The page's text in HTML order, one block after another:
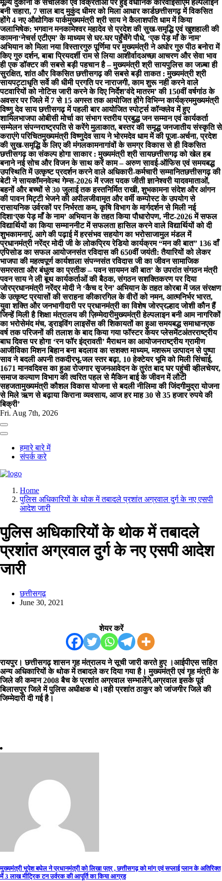
मूल्य दुकानों के संचालकों एवं विक्रेताओं पर हुई वैधानिक कार्रवाईसीएम हेल्पलाइन
बनी सहारा, 7 साल बाद मुकुंद धीमर को मिला आधार कार्डछत्तीसगढ़ में विकसित
होंगे 4 नए औद्योगिक पार्कमुख्यमंत्री श्री साय ने कैलाशपति धाम में किया
जलाभिषेक: भगवान मनकामेश्वर महादेव से प्रदेश की सुख-समृद्धि एवं खुशहाली की
कामना‘नेचर्स एटीएम’ के माध्यम से घर-घर पहुँचेंगे पौधे, ‘एक पेड़ माँ के नाम’
अभियान को मिला नया विस्तारगुरु पूर्णिमा पर मुख्यमंत्री ने अघोर गुरु पीठ बनोरा में
किए गुरु दर्शन, बाबा प्रियदर्शी राम से लिया आशीर्वादअच्छा आचरण और सेवा भाव
ही एक डॉक्टर की सबसे बड़ी पहचान है – मुख्यमंत्री श्री सायपुलिस का जज़्बा ही
सुरक्षित, शांत और विकसित छत्तीसगढ़ की सबसे बड़ी ताकत : मुख्यमंत्री श्री
सायपट्टाधृति सर्वे की धीमी प्रगति पर नाराजगी, काम शुरू नही करने वाले
पटवारियों को नोटिस जारी करने के दिए निर्देश’वंदे मातरम’ की 150वीं वर्षगांठ के
अवसर पर जिले में 7 से 15 अगस्त तक आयोजित होंगे विभिन्न कार्यक्रममुख्यमंत्री
विष्णु देव साय छत्तीसगढ़ में पहली बार आयोजित स्पोर्ट्स कॉन्क्लेव में हुए
शामिलभाजपा ओबीसी मोर्चा का संभाग स्तरीय प्रबुद्ध जन सम्मान एवं कार्यकर्ता
सम्मेलन संपन्नराष्ट्रपति से करेंगे मुलाकात, बस्तर की समृद्ध जनजातीय संस्कृति से
कराएंगे परिचितमुख्यमंत्री विष्णुदेव साय ने भोरमदेव धाम में की पूजा-अर्चना, प्रदेश
की सुख-समृद्धि के लिए की मंगलकामनागांवों के समग्र विकास से ही विकसित
छत्तीसगढ़ का संकल्प होगा साकार : मुख्यमंत्री श्री सायछत्तीसगढ़ को खेल हब
बनाने नई सोच और विजन के साथ करें काम – अरुण सावई-ऑफिस एवं समयबद्ध
उपस्थिति में उत्कृष्ट प्रदर्शन करने वाले अधिकारी-कर्मचारी सम्मानितछत्तीसगढ़ की
बेटी ने सायकॉमनवेल्थ गेम्स-2026 में रजत पदक जीती ज्ञानेश्वरी यादवमाताओं,
बहनों और बच्चों से 30 जुलाई तक हस्तनिर्मित राखी, शुभकामना संदेश और आंगन
की पावन मिट्टी भेजने की अपीलजीवामृत और वर्मी कम्पोस्ट के उपयोग से
रासायनिक उर्वरकों पर निर्भरता कम, कृषि विभाग के मार्गदर्शन से मिली नई
दिशा‘एक पेड़ माँ के नाम’ अभियान के तहत किया पौधारोपण, नीट-2026 में सफल
विद्यार्थियों का किया सम्माननीट में सफलता हासिल करने वाले विद्यार्थियों को दी
शुभकामनाएं, आगे की पढ़ाई में हरसंभव सहयोग का भरोसाजामुल मंडल में
प्रधानमंत्री नरेंद्र मोदी जी के लोकप्रिय रेडियो कार्यक्रम “मन की बात” 136 वाँ
एपिसोड का सफल आयोजनसंत रविदास की 650वीं जयंती: तैयारियों को लेकर
भाजपा की महत्वपूर्ण कार्यशाला संपन्नसंत रविदास जी का जीवन सामाजिक
समरसता और बंधुत्व का प्रतीक – पवन सायमन की बात’ के उपरांत संगठन मंत्री
पवन साय ने ली बूथ कार्यकर्ताओं की बैठक, संगठन सशक्तिकरण पर दिया
जोरप्रधानमंत्री नरेंद्र मोदी ने ‘कैच द रेन’ अभियान के तहत कोरबा में जल संरक्षण
के उत्कृष्ट प्रयासों की सराहना कीकारगिल के वीरों को नमन, आत्मनिर्भर भारत,
युवा शक्ति और जनभागीदारी पर प्रधानमंत्री का विशेष जोरप्रल्हाद जोशी कौन हैं
जिन्हें मिली है शिक्षा मंत्रालय की ज़िम्मेदारीमुख्यमंत्री हेल्पलाइन बनी आम नागरिकों
का भरोसेमंद मंच, ड्राइविंग लाइसेंस की शिकायतों का हुआ समयबद्ध समाधानएक
वर्ष तक परिजनों की तलाश के बाद किया गया फॉस्टर केयर प्लेसमेंटअंतरराष्ट्रीय
बाघ दिवस पर होगा ‘रन फॉर इंद्रावती’ मैराथन का आयोजनराष्ट्रीय ग्रामीण
आजीविका मिशन बिहान बना बदलाव का सशक्त माध्यम, मशरूम उत्पादन से पुष्पा
साव ने बदली अपनी तकदीरभू-जल स्तर बढ़ा, 10 हेक्टेयर भूमि को मिली सिंचाई,
1671 मानवदिवस का हुआ रोजगार सृजनआवेदन के तुरंत बाद घर पहुंची व्हीलचेयर,
समाज कल्याण विभाग की त्वरित पहल से मैकिन बाई के जीवन में लौटी
सहजतामुख्यमंत्री कौशल विकास योजना से बदली नीलिमा की जिंदगीमुद्रा योजना
से मिले ऋण से बढ़ाया किराना व्यवसाय, आज हर माह 30 से 35 हजार रुपये की
बिक्री’
Fri. Aug 7th, 2026
हमारे बारे में
संपर्क करे
Home
पुलिस अधिकारियों के थोक में तबादले प्रशांत अग्रवाल दुर्ग के नए एसपी
आदेश जारी
पुलिस अधिकारियों के थोक में तबादले
प्रशांत अग्रवाल दुर्ग के नए एसपी आदेश
जारी
छत्तीसगढ़
June 30, 2021
शेयर करें
रायपुर। छत्तीसगढ़ शासन गृह मंत्रालय ने सूची जारी करते हुए ।आईपीएस सहित
अन्य अधिकारियों के थोक में तबादले कर दिया गया है। मुख्यमंत्री एवं गृह मंत्री के
जिले की कमान 2008 बैच के प्रशांत अग्रवाल सम्भालेंगे,अग्रवाल इसके पूर्व
बिलासपुर जिले में पुलिस अधीक्षक थे।वही प्रशांत ठाकुर को जांजगीर जिले की
जिम्मेदारी दी गई है।
Post
मुख्यमंत्री भुपेश बघेल ने प्रधानमंत्री को लिखा पत्र , छत्तीसगढ़ को मांग एवं सप्लाई प्लान के अतिरिक्त
में 3 लाख मीट्रिक टन उर्वरक की आपूर्ति का किया आग्रह